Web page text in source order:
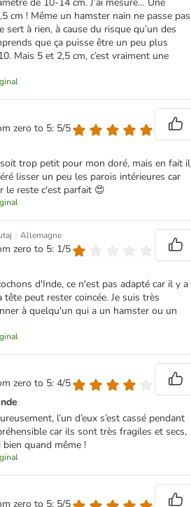
de 10-14 cm. J’ai mesuré… Une
cm ! Même un hamster nain ne passe pas
sert à rien, à cause du risque qu’un des
que ça puisse être un peu plus
Mais 5 et 2,5 cm, c’est vraiment une
zero to 5: 5/5
trop petit pour mon doré, mais en fait il
lisser un peu les parois intérieures car
le reste c'est parfait 😍
| Allemagne
zero to 5: 1/5
d'Inde, ce n'est pas adapté car il y a
peut rester coincée. Je suis très
à quelqu'un qui a un hamster ou un
zero to 5: 4/5
l’un d’eux s’est cassé pendant
car ils sont très fragiles et secs,
quand même !
zero to 5: 5/5